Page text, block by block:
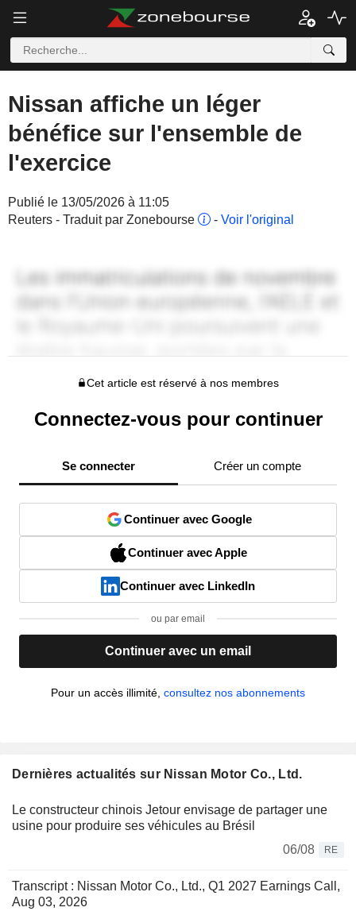
Nissan affiche un léger
bénéfice sur l'ensemble de
l'exercice
Publié le 13/05/2026 à 11:05
Reuters - Traduit par Zonebourse
- Voir l'original
Cet article est réservé à nos membres
Connectez-vous pour continuer
Se connecter Créer un compte
Continuer avec Google
Continuer avec Apple
Continuer avec LinkedIn
ou par email
Continuer avec un email
Pour un accès illimité, consultez nos abonnements
Dernières actualités sur Nissan Motor Co., Ltd.
Le constructeur chinois Jetour envisage de partager une
usine pour produire ses véhicules au Brésil
06/08
RE
Transcript : Nissan Motor Co., Ltd., Q1 2027 Earnings Call,
Aug 03, 2026